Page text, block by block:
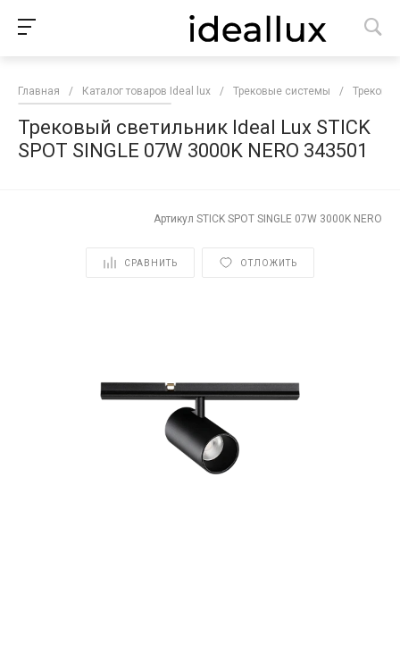
Главная / Каталог товаров Ideal lux / Трековые системы /
Трековый светильник Ideal Lux STICK
SPOT SINGLE 07W 3000K NERO 343501
Артикул STICK SPOT SINGLE 07W 3000K NERO
СРАВНИТЬ ОТЛОЖИТЬ